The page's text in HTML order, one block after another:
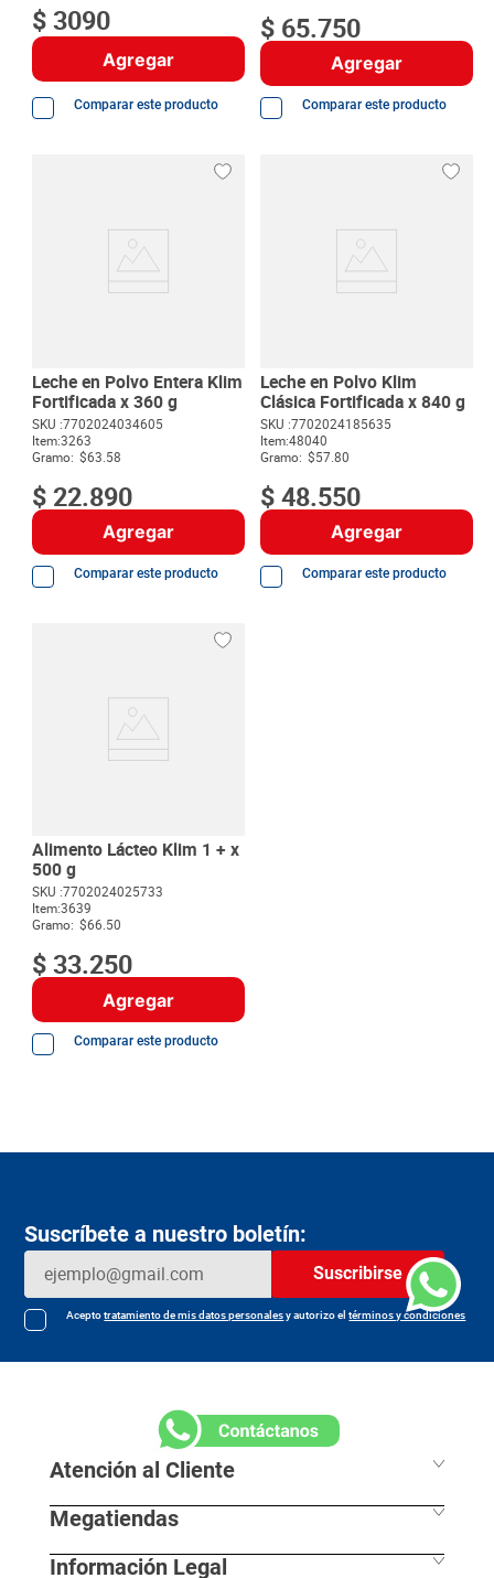
$ 3090
Agregar
Comparar este producto
$ 65.750
Agregar
Comparar este producto
Leche en Polvo Entera Klim
Fortificada x 360 g
SKU :7702024034605
Item:3263
Gramo: $63.58
$ 22.890
Agregar
Comparar este producto
Leche en Polvo Klim
Clásica Fortificada x 840 g
SKU :7702024185635
Item:48040
Gramo: $57.80
$ 48.550
Agregar
Comparar este producto
Alimento Lácteo Klim 1 + x
500 g
SKU :7702024025733
Item:3639
Gramo: $66.50
$ 33.250
Agregar
Comparar este producto
Suscríbete a nuestro boletín:
Suscribirse
Aceptotratamiento de mis datos personalesy autorizo eltérminos y condiciones
Atención al Cliente
L - S 7:30 am / 8:00pm
Megatiendas
Información Legal